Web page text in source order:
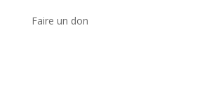
Faire un don